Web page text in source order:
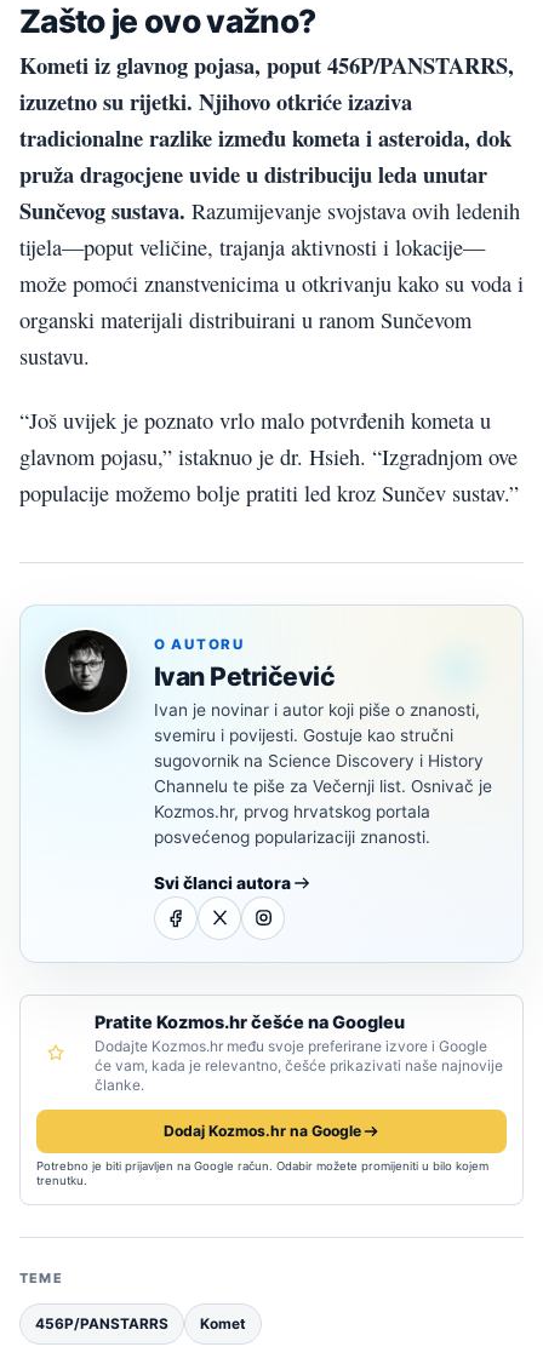
Zašto je ovo važno?
Kometi iz glavnog pojasa, poput 456P/PANSTARRS,
izuzetno su rijetki. Njihovo otkriće izaziva
tradicionalne razlike između kometa i asteroida, dok
pruža dragocjene uvide u distribuciju leda unutar
Sunčevog sustava. Razumijevanje svojstava ovih ledenih
tijela—poput veličine, trajanja aktivnosti i lokacije—
može pomoći znanstvenicima u otkrivanju kako su voda i
organski materijali distribuirani u ranom Sunčevom
sustavu.
“Još uvijek je poznato vrlo malo potvrđenih kometa u
glavnom pojasu,” istaknuo je dr. Hsieh. “Izgradnjom ove
populacije možemo bolje pratiti led kroz Sunčev sustav.”
O AUTORU
Ivan Petričević
Ivan je novinar i autor koji piše o znanosti,
svemiru i povijesti. Gostuje kao stručni
sugovornik na Science Discovery i History
Channelu te piše za Večernji list. Osnivač je
Kozmos.hr, prvog hrvatskog portala
posvećenog popularizaciji znanosti.
Svi članci autora
Pratite Kozmos.hr češće na Googleu
Dodajte Kozmos.hr među svoje preferirane izvore i Google
će vam, kada je relevantno, češće prikazivati naše najnovije
članke.
Dodaj Kozmos.hr na Google
Potrebno je biti prijavljen na Google račun. Odabir možete promijeniti u bilo kojem
trenutku.
TEME
456P/PANSTARRS Komet